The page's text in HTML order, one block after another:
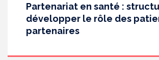
Partenariat en santé :
développer le rôle des
partenaires